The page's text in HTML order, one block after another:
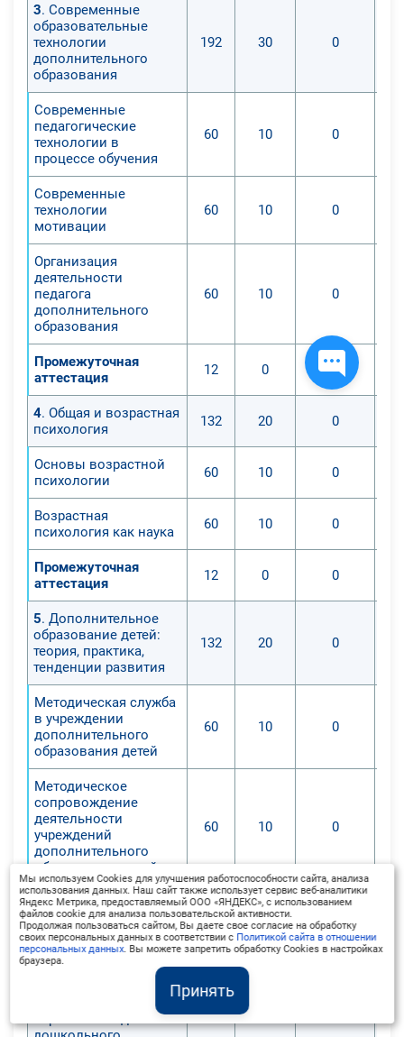
3. Современные
образовательные
технологии
дополнительного
образования
192 30 0
Современные
педагогические
технологии в
процессе обучения
60 10 0
Современные
технологии
мотивации
60 10 0
Организация
деятельности
педагога
дополнительного
образования
60 10 0
Промежуточная
аттестация
12 0 0
4. Общая и возрастная
психология
132 20 0
Основы возрастной
психологии
60 10 0
Возрастная
психология как наука
60 10 0
Промежуточная
аттестация
12 0 0
5. Дополнительное
образование детей:
теория, практика,
тенденции развития
132 20 0
Методическая служба
в учреждении
дополнительного
образования детей
60 10 0
Методическое
сопровождение
деятельности
учреждений
дополнительного
образования детей
60 10 0
Промежуточная
аттестация
12 0 0
6. Современные
образовательные
Принять
Мы используем Cookies для улучшения работоспособности сайта, анализа
использования данных. Наш сайт также использует сервис веб-аналитики
Яндекс Метрика, предоставляемый ООО «ЯНДЕКС», с использованием
файлов cookie для анализа пользовательской активности.
Продолжая пользоваться сайтом, Вы даете свое согласие на обработку
своих персональных данных в соответствии с Политикой сайта в отношении
персональных данных. Вы можете запретить обработку Cookies в настройках
браузера.